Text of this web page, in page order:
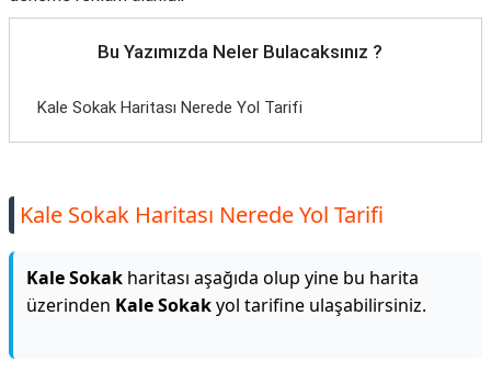
Bu Yazımızda Neler Bulacaksınız ?
Kale Sokak Haritası Nerede Yol Tarifi
Kale Sokak Haritası Nerede Yol Tarifi
Kale Sokak haritası aşağıda olup yine bu harita
üzerinden Kale Sokakyol tarifine ulaşabilirsiniz.